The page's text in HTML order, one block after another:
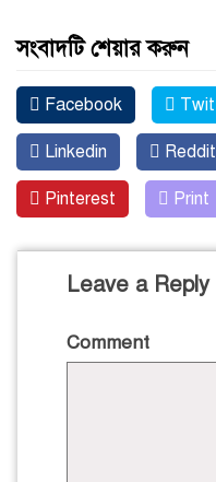
সংবাদটি শেয়ার করুন
Facebook
Linkedin Reddit
Pinterest Print
Leave a Reply
Comment